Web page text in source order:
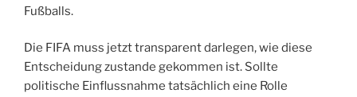
Fußballs.
Die FIFA muss jetzt transparent darlegen, wie diese
Entscheidung zustande gekommen ist. Sollte
politische Einflussnahme tatsächlich eine Rolle